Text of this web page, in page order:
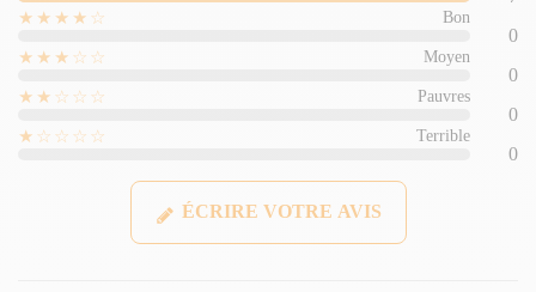
★★★★☆
Bon
0
★★★☆☆
Moyen
0
★★☆☆☆
Pauvres
0
★☆☆☆☆
Terrible
0
ÉCRIRE VOTRE AVIS